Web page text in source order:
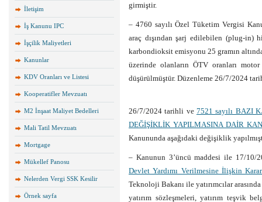
İletişim
İş Kanunu IPC
İşçilik Maliyetleri
Kanunlar
KDV Oranları ve Listesi
Kooperatifler Mevzuatı
M2 İnşaat Maliyet Bedelleri
Mali Tatil Mevzuatı
Mortgage
Mükellef Panosu
Nelerden Vergi SSK Kesilir
Örnek sayfa
girmiştir.
– 4760 sayılı Özel Tüketim Vergisi
araç dışından şarj edilebilen (plug-in)
karbondioksit emisyonu 25 gramın
üzerinde olanların ÖTV oranları
düşürülmüştür. Düzenleme 26/7/2024
26/7/2024 tarihli ve 7521 sayılı BAZI
DEĞİŞİKLİK YAPILMASINA DAİR
Kanununda aşağıdaki değişiklik
– Kanunun 3’üncü maddesi ile 17/
Devlet Yardımı Verilmesine İlişkin
Teknoloji Bakanı ile yatırımcılar
yatırım sözleşmeleri, yatırım teşvik